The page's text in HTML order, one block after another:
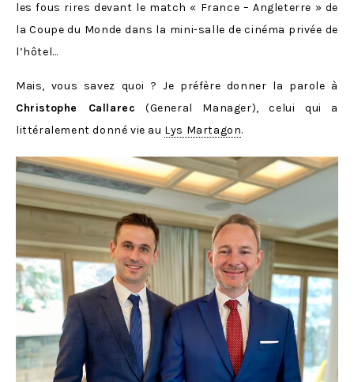
les fous rires devant le match « France – Angleterre » de
la Coupe du Monde dans la mini-salle de cinéma privée de
l’hôtel…
Mais, vous savez quoi ? Je préfère donner la parole à
Christophe Callarec (General Manager), celui qui a
littéralement donné vie au Lys Martagon.